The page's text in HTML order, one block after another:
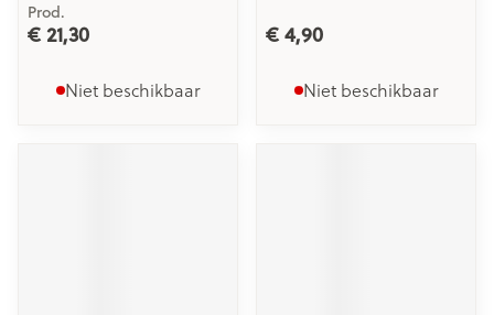
Prod.
€ 21,30
Niet beschikbaar
€ 4,90
Niet beschikbaar